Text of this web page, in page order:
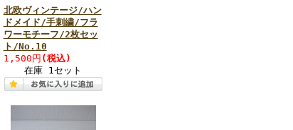
北欧ヴィンテージ/ハン
ドメイド/手刺繍/フラ
ワーモチーフ/2枚セッ
ト/No.10
1,500円 (税込)
在庫 1セット